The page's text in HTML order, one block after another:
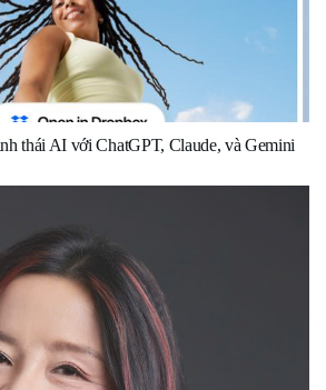
thái AI với ChatGPT, Claude, và Gemini